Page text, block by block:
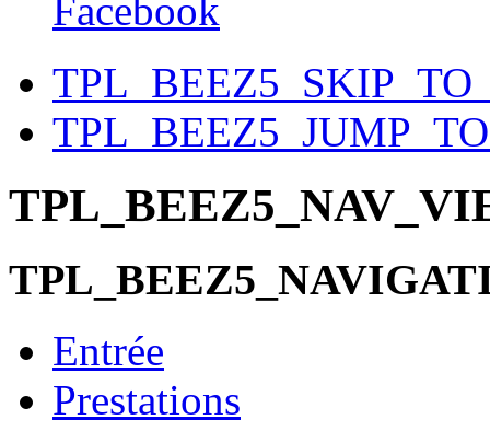
Entrée
Prestations